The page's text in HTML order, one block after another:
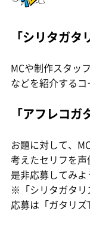
「シリタガ
MCや制作スタッ
などを紹介するコ
「アフレコ
お題に対して、
考えたセリフを
是非応募してみよ
※「シリタガタリ
応募は「ガタリズ